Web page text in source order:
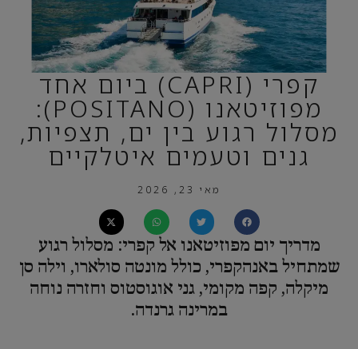
קפרי (CAPRI) ביום אחד
מפוזיטאנו (POSITANO):
מסלול רגוע בין ים, תצפיות,
גנים וטעמים איטלקיים
מאי 23, 2026
מדריך יום מפוזיטאנו אל קפרי: מסלול רגוע
שמתחיל באנהקפרי, כולל מונטה סולארו, וילה סן
מיקלה, קפה מקומי, גני אוגוסטוס וחזרה נוחה
במרינה גרנדה.